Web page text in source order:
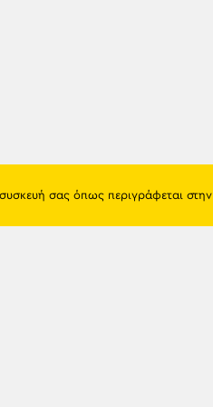
σας όπως περιγράφεται στην